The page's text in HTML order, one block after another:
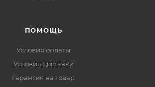
ПОМОЩЬ
Условия оплаты
Условия доставки
Гарантия на товар